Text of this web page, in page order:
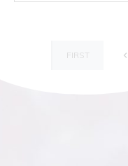
FIRST